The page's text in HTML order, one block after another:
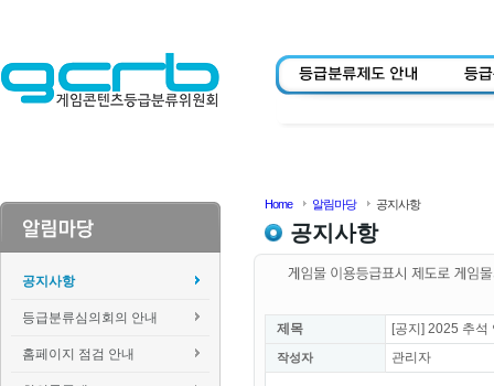
공지사항
등급분류심의회의 안내
홈페이지 점검 안내
Home 알림마당 공지사항
공지사항
제목 [공지] 2025 추석
작성자 관리자